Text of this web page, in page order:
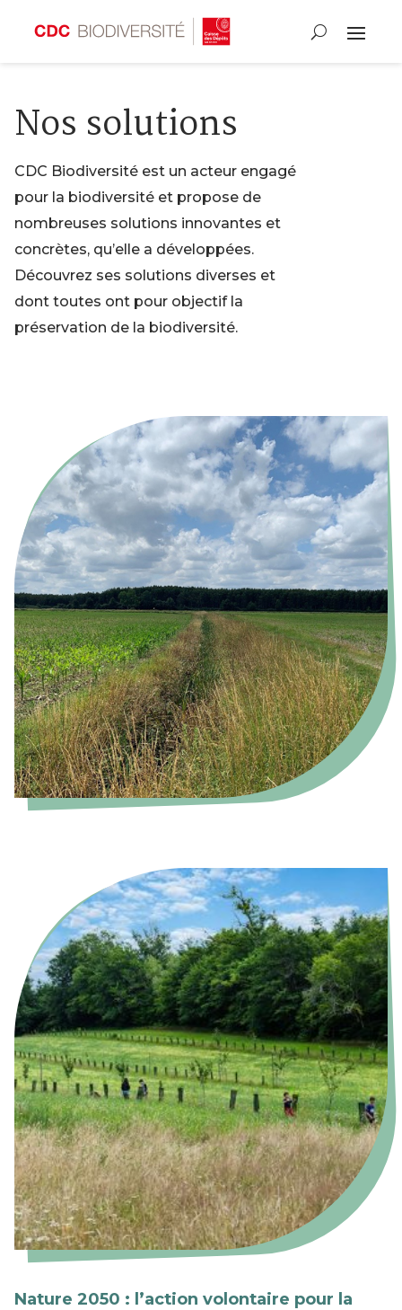
Nos solutions
CDC Biodiversité est un acteur engagé
pour la biodiversité et propose de
nombreuses solutions innovantes et
concrètes, qu’elle a développées.
Découvrez ses solutions diverses et
dont toutes ont pour objectif la
préservation de la biodiversité.
Nature 2050 : l’action volontaire pour la